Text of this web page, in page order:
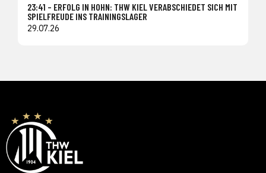
23:41 – ERFOLG IN HOHN: THW KIEL VERABSCHIEDET SICH MIT
SPIELFREUDE INS TRAININGSLAGER
29.07.26